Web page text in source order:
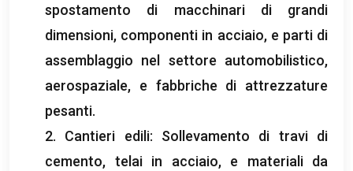
spostamento di macchinari di grandi
dimensioni, componenti in acciaio, e parti di
assemblaggio nel settore automobilistico,
aerospaziale, e fabbriche di attrezzature
pesanti.
2. Cantieri edili: Sollevamento di travi di
cemento, telai in acciaio, e materiali da